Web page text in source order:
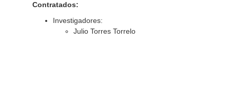
Contratados:
Investigadores:
Julio Torres Torrelo